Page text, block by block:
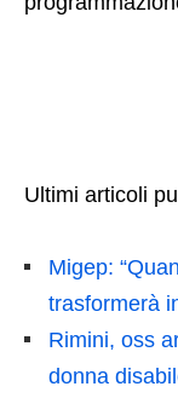
Ultimi articoli
Migep:
trasformerà
Rimini, oss
donna